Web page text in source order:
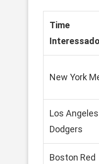
Time
Interessado
New York
Los Angeles
Dodgers
Boston Red